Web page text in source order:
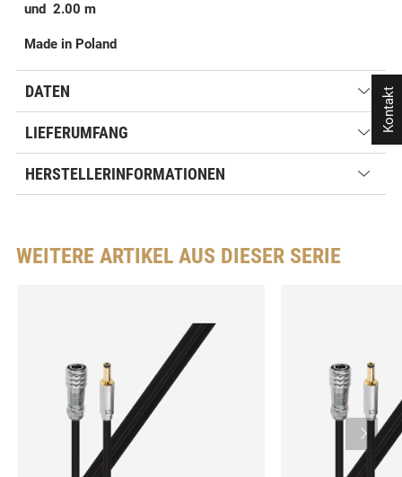
und 2.00 m
Made in Poland
DATEN
LIEFERUMFANG
HERSTELLERINFORMATIONEN
WEITERE ARTIKEL AUS DIESER SERIE
Kontakt